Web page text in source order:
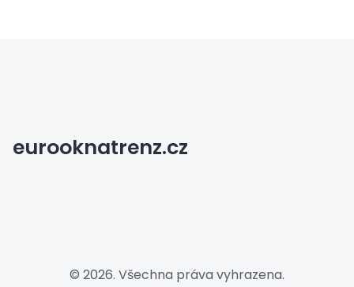
eurooknatrenz.cz
© 2026. Všechna práva vyhrazena.